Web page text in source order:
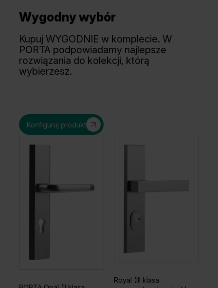
Tabacco Orzech Taupe Matowy
Wygodny wybór
Kupuj WYGODNIE w komplecie. W
PORTA podpowiadamy najlepsze
rozwiązania do kolekcji, którą
wybierzesz.
Konfiguruj produkt
Royal (III klasa